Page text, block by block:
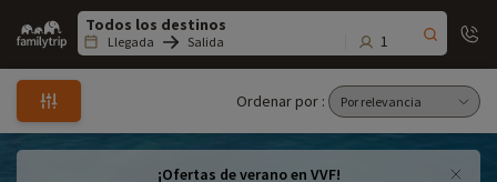
Family
trip
Llegada Salida 1
Ordenar por :
¡Ofertas de verano en VVF!